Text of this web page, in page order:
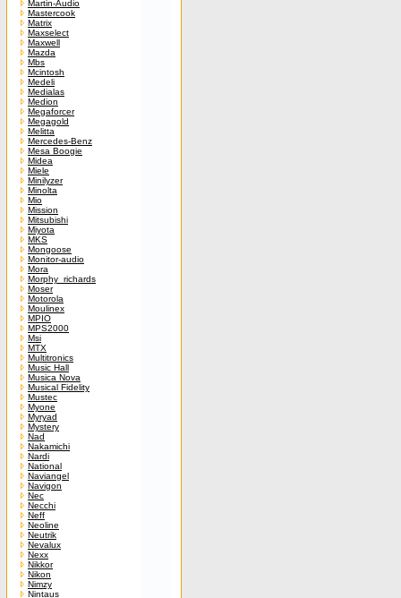
Martin-Audio
Mastercook
Matrix
Maxselect
Maxwell
Mazda
Mbs
Mcintosh
Medeli
Medialas
Medion
Megaforcer
Megagold
Melitta
Mercedes-Benz
Mesa Boogie
Midea
Miele
Minilyzer
Minolta
Mio
Mission
Mitsubishi
Miyota
MKS
Mongoose
Monitor-audio
Mora
Morphy_richards
Moser
Motorola
Moulinex
MPIO
MPS2000
Msi
MTX
Multitronics
Music Hall
Musica Nova
Musical Fidelity
Mustec
Myone
Myryad
Mystery
Nad
Nakamichi
Nardi
National
Naviangel
Navigon
Nec
Necchi
Neff
Neoline
Neutrik
Nevalux
Nexx
Nikkor
Nikon
Nimzy
Nintaus